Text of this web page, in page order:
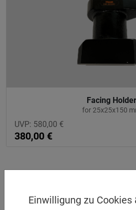
Einwilligung zu Cookies
Facing Holder
for 25x25x150
UVP: 580,00 €
380,00 €